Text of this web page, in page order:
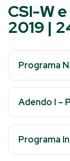
CSI-W
2019 |
Programa
Adendo I –
Programa